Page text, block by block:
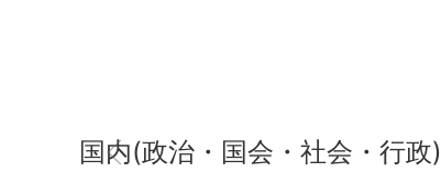
国内(政治・国会・社会・行政)